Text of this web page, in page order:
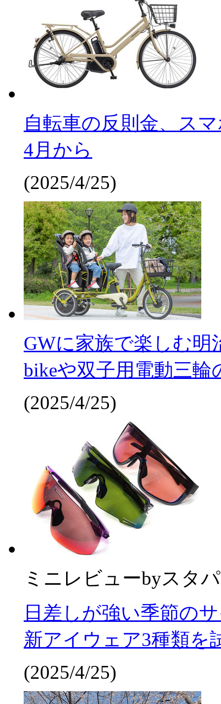
自転車の反則金、ス
4月から
(2025/4/25)
GWに家族で楽しむ
bikeや双子用電動三輪
(2025/4/25)
ミニレビューbyスタ
日差しが強い季節の
新アイウェア3種類を
(2025/4/25)